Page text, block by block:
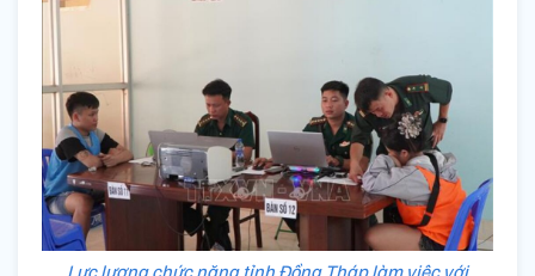
Lực lượng chức năng tỉnh Đồng Tháp làm việc với